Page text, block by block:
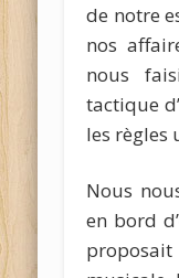
de notre
nos
nous
tactique
les règles
Nous
en bord